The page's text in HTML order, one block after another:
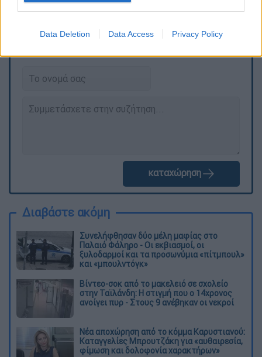
Data Deletion Data Access Privacy Policy
Τα σχολιά σας δημοσιεύονται άμεσα με δική σας ευθύνη. Το
καταχώρηση
Διαβάστε ακόμη
Συνελήφθησαν δύο μέλη μαφίας στο
Παλαιό Φάληρο - Οι εκβιασμοί, οι
ξυλοδαρμοί και τα προσωνύμια «πίτμπουλ»
και «μπουλντόγκ»
Βίντεο-σοκ από το μακελειό σε σχολείο
στην Ταϊλάνδη: Η στιγμή που ο 14χρονος
ανοίγει πυρ - Στους 9 ανέβηκαν οι νεκροί
Νέα αποχώρηση από το κόμμα Καρυστιανού:
Καταγγελίες Μπρουτζάκη για «αυθαιρεσία,
φίμωση και δολοφονία χαρακτήρων»